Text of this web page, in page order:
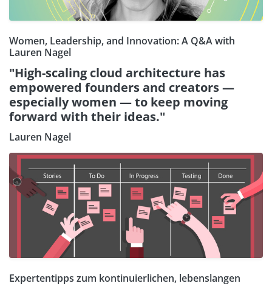
Women, Leadership, and Innovation: A Q&A with
Lauren Nagel
"High-scaling cloud architecture has
empowered founders and creators —
especially women — to keep moving
forward with their ideas."
Lauren Nagel
Expertentipps zum kontinuierlichen, lebenslangen